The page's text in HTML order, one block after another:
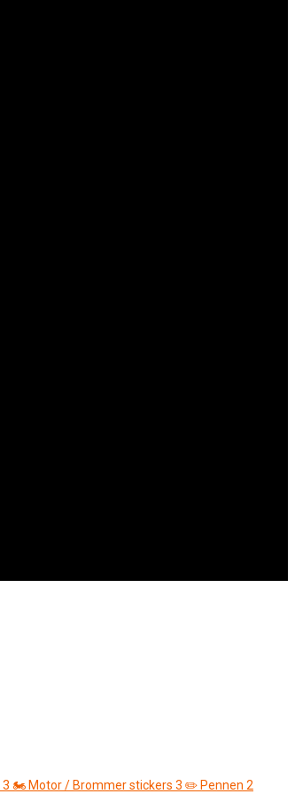
3 🏍️ Motor / Brommer stickers 3 ✏️ Pennen 2